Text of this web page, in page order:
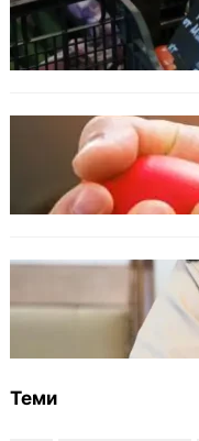
Пазарът
храни
ОБЩЕСТВО
Варна
с
БЪЛГАРИЯ
срещу
примамка
Теми